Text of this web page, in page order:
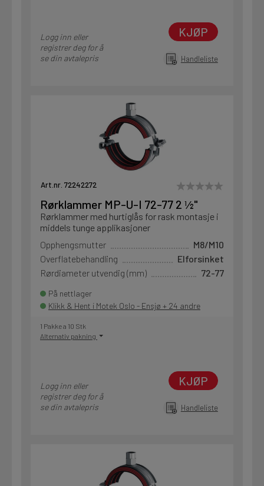
Logg inn eller
registrer deg for å
se din avtalepris
KJØP
Handleliste
Art.nr. 72242272
Rørklammer MP-U-I 72-77 2 ½"
Rørklammer med hurtiglås for rask montasje i
middels tunge applikasjoner
Opphengsmutter
M8/M10
Overflatebehandling
Elforsinket
Rørdiameter utvendig (mm)
72-77
På nettlager
Klikk & Hent i Motek Oslo - Ensjø + 24 andre
1 Pakke a 10 Stk
Alternativ pakning
Logg inn eller
registrer deg for å
se din avtalepris
KJØP
Handleliste